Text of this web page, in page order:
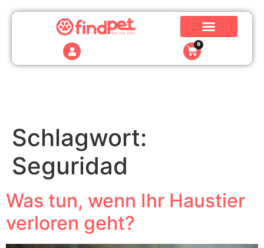
0
Schlagwort:
Seguridad
Was tun, wenn Ihr Haustier
verloren geht?